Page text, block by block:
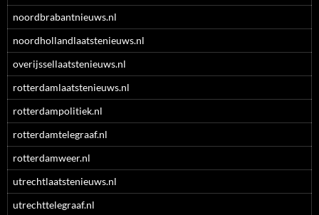
noordbrabantnieuws.nl
noordhollandlaatstenieuws.nl
overijssellaatstenieuws.nl
rotterdamlaatstenieuws.nl
rotterdampolitiek.nl
rotterdamtelegraaf.nl
rotterdamweer.nl
utrechtlaatstenieuws.nl
utrechttelegraaf.nl